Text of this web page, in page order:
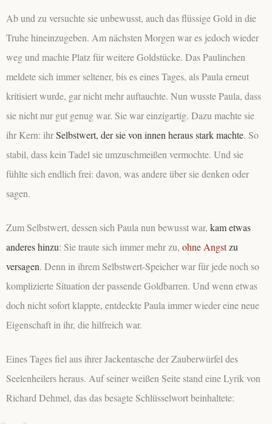
Ab und zu versuchte sie unbewusst, auch das flüssige Gold in die
Truhe hineinzugeben. Am nächsten Morgen war es jedoch wieder
weg und machte Platz für weitere Goldstücke. Das Paulinchen
meldete sich immer seltener, bis es eines Tages, als Paula erneut
kritisiert wurde, gar nicht mehr auftauchte. Nun wusste Paula, dass
sie nicht nur gut genug war. Sie war einzigartig. Dazu machte sie
ihr Kern: ihrSelbstwert, der sie von innen heraus stark machte. So
stabil, dass kein Tadel sie umzuschmeißen vermochte. Und sie
fühlte sich endlich frei: davon, was andere über sie denken oder
sagen.
Zum Selbstwert, dessen sich Paula nun bewusst war, kam etwas
anderes hinzu: Sie traute sich immer mehr zu, ohne Angstzu
versagen. Denn in ihrem Selbstwert-Speicher war für jede noch so
komplizierte Situation der passende Goldbarren. Und wenn etwas
doch nicht sofort klappte, entdeckte Paula immer wieder eine neue
Eigenschaft in ihr, die hilfreich war.
Eines Tages fiel aus ihrer Jackentasche der Zauberwürfel des
Seelenheilers heraus. Auf seiner weißen Seite stand eine Lyrik von
Richard Dehmel, das das besagte Schlüsselwort beinhaltete: